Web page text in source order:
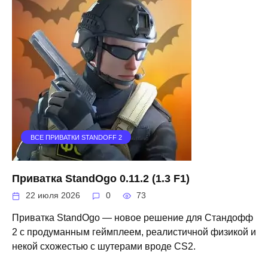
ВСЕ ПРИВАТКИ STANDOFF 2
Приватка StandOgo 0.11.2 (1.3 F1)
22 июля 2026 0 73
Приватка StandOgo — новое решение для Стандофф
2 с продуманным геймплеем, реалистичной физикой и
некой схожестью с шутерами вроде CS2.